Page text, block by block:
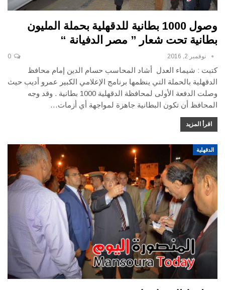
وصول 1000 بطانية للدقهلية بحملة المليون
بطانية تحت شعار ” مصر الدفيانة “
نوفمبر 2, 2016
كتبت : شيماء العدل أشاد المحاسب حسام الدين إمام محافظ
الدقهلية بالحملة التي ينظمها برنامج الإعلامي الكبير عمرو أديب حيث
وصلت الدفعة الأولى لمحافظة الدقهلية 1000 بطانية . وقد وجه
المحافظ أن تكون البطانية جاهزة لمواجهة أي أزمات…
اقرأ المزيد
الدقهلية